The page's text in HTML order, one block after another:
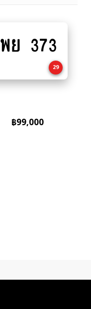
to
พย 373
29
฿99,000